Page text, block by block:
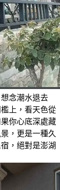
念潮水退去
上，看天色從
你心底深處藏
，更是一種久
，絕對是澎湖